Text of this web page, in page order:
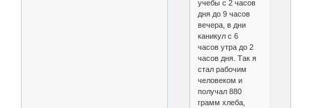
учебы с 2 часов
дня до 9 часов
вечера, в дни
каникул с 6
часов утра до 2
часов дня. Так я
стал рабочим
человеком и
получал 880
грамм хлеба,